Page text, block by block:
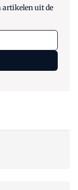
artikelen uit de